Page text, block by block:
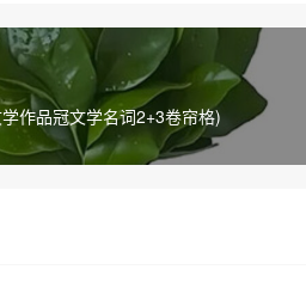
作品冠文学名词2+3卷帘格)